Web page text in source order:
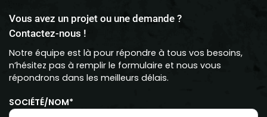
Vous avez un projet ou une demande ?
Contactez-nous !
Notre équipe est là pour répondre à tous vos besoins,
n’hésitez pas à remplir le formulaire et nous vous
répondrons dans les meilleurs délais.
SOCIÉTÉ/NOM*